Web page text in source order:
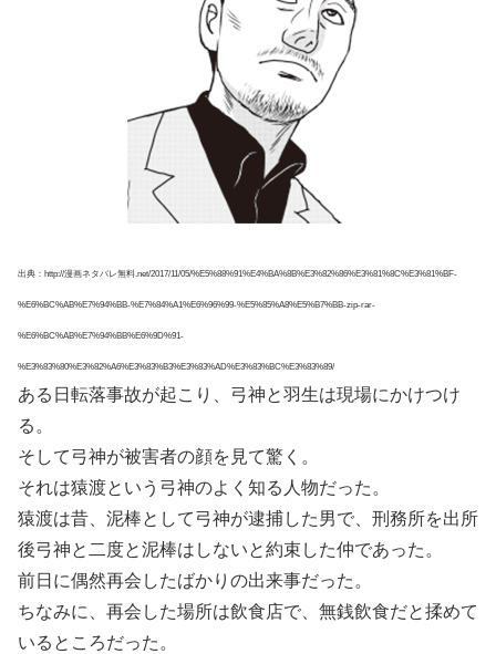
出典：http://漫画ネタバレ無料.net/2017/11/05/%E5%88%91%E4%BA%8B%E3%82%86%E3%81%8C%E3%81%BF-
%E6%BC%AB%E7%94%BB-%E7%84%A1%E6%96%99-%E5%85%A8%E5%B7%BB-zip-rar-
%E6%BC%AB%E7%94%BB%E6%9D%91-
%E3%83%80%E3%82%A6%E3%83%B3%E3%83%AD%E3%83%BC%E3%83%89/
ある日転落事故が起こり、弓神と羽生は現場にかけつけ
る。
そして弓神が被害者の顔を見て驚く。
それは猿渡という弓神のよく知る人物だった。
猿渡は昔、泥棒として弓神が逮捕した男で、刑務所を出所
後弓神と二度と泥棒はしないと約束した仲であった。
前日に偶然再会したばかりの出来事だった。
ちなみに、再会した場所は飲食店で、無銭飲食だと揉めて
いるところだった。